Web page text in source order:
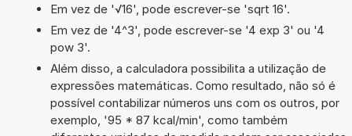
Em vez de '√16', pode escrever-se 'sqrt 16'.
Em vez de '4^3', pode escrever-se '4 exp 3' ou '4
pow 3'.
Além disso, a calculadora possibilita a utilização de
expressões matemáticas. Como resultado, não só é
possível contabilizar números uns com os outros, por
exemplo, '95 * 87 kcal/min', como também